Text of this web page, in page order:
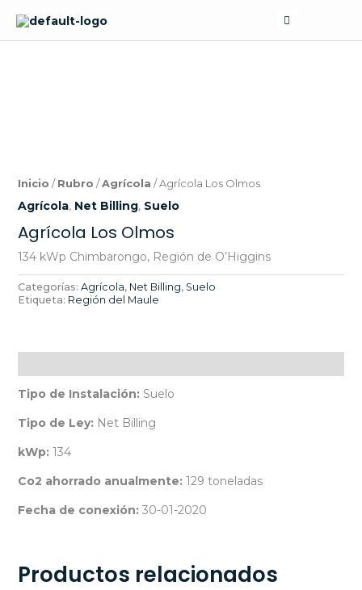
content
Inicio / Rubro /Agrícola / Agrícola Los Olmos
Agrícola, Net Billing, Suelo
Agrícola Los Olmos
134 kWp Chimbarongo, Región de O’Higgins
Categorías: Agrícola, Net Billing, Suelo
Etiqueta: Región del Maule
Tipo de Instalación: Suelo
Tipo de Ley: Net Billing
kWp: 134
Co2 ahorrado anualmente: 129 toneladas
Fecha de conexión: 30-01-2020
Productos relacionados